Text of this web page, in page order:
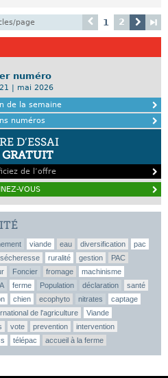
1 2
page
numéro
| mai 2026
de la semaine
numéros
D’ESSAI
GRATUIT
de l’offre
VOUS
viande eau diversification
pac
sécheresse ruralité gestion
PAC
Foncier fromage
machinisme
ferme Population déclaration
santé
chien ecophyto nitrates
captage
de l'agriculture
Viande
vote prevention
intervention
télépac accueil à la ferme